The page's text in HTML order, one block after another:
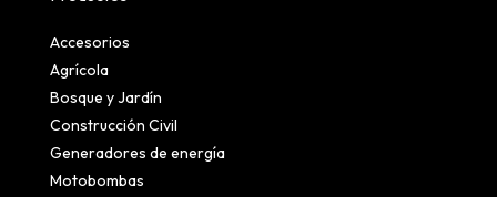
Accesorios
Agrícola
Bosque y Jardín
Construcción Civil
Generadores de energía
Motobombas